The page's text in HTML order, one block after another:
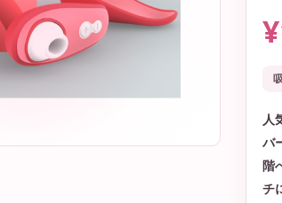
人
バ
階
チ